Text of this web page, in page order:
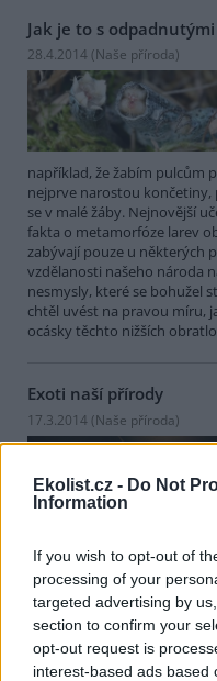
Ekolist.cz - Do Not
Information
If you wish to opt-out of
processing of your
targeted advertising by
section to confirm your
opt-out request is
interest-based ads based
Jak je to s
28.4.2014 (Naše příroda)
například, že žabím pulcům
nejprve narostou končetiny,
se v malé žáby. Nejnovější
fakta o metamorfóze larev
zabývají pouze u některých
vzdělanosti našeho národa
nesmysly, které se bohužel
chtěl uvést na pravou míru,
ocásky těchto nižších
Exoti naší přírody
17.3.2014 (Naše příroda)
však stane, že narazíme na
pohled. Neobvyklé pestré
rostliny nám připadá natolik
dojem, jakoby tento druh
spolu s námi na exkurzi do
„exoty“ naší živočišné a